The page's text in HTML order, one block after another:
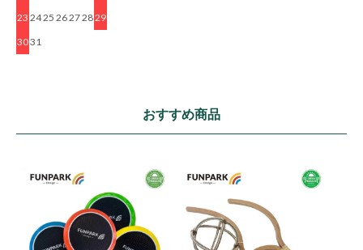
23 2425 26272829
3031
おすすめ商品